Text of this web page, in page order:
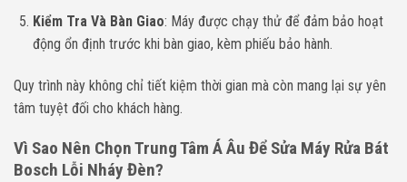
Kiểm Tra Và Bàn Giao: Máy được chạy thử để đảm bảo hoạt
động ổn định trước khi bàn giao, kèm phiếu bảo hành.
Quy trình này không chỉ tiết kiệm thời gian mà còn mang lại sự yên
tâm tuyệt đối cho khách hàng.
Vì Sao Nên Chọn Trung Tâm Á Âu Để Sửa Máy Rửa Bát
Bosch Lỗi Nháy Đèn?